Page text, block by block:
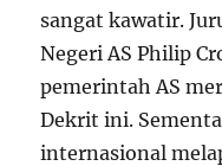
sangat kawatir.
Negeri AS Philip
pemerintah AS
Dekrit ini.
internasional